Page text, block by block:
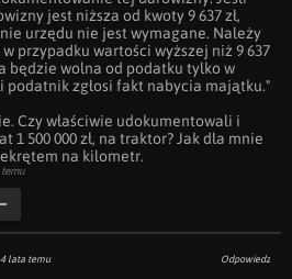
jest niższa od kwoty 9 637 zł,
urzędu nie jest wymagane. Należy
przypadku wartości wyższej niż 9 637
będzie wolna od podatku tylko w
podatnik zgłosi fakt nabycia majątku."
Czy właściwie udokumentowali i
1 500 000 zł, na traktor? Jak dla mnie
na kilometr.
4 lata temu Odpowiedz